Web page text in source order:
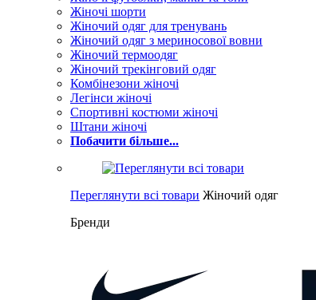
Жіночі шорти
Жіночий одяг для тренувань
Жіночий одяг з мериносової вовни
Жіночий термоодяг
Жіночий трекінговий одяг
Комбінезони жіночі
Легінси жіночі
Спортивні костюми жіночі
Штани жіночі
Побачити більше...
Переглянути всі товари Жіночий одяг
Бренди